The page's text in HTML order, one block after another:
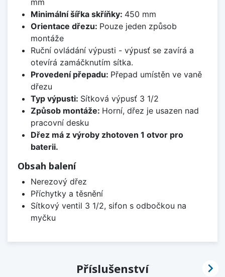
mm
Minimální šířka skříňky: 450 mm
Orientace dřezu: Pouze jeden způsob
montáže
Ruční ovládání výpusti - výpusť se zavírá a
otevírá zamáčknutím sítka.
Provedení přepadu: Přepad umístěn ve vaně
dřezu
Typ výpusti: Sítková výpusť 3 1/2
Způsob montáže: Horní, dřez je usazen nad
pracovní desku
Dřez má z výroby zhotoven 1 otvor pro
baterii.
Obsah balení
Nerezový dřez
Příchytky a těsnění
Sítkový ventil 3 1/2, sifon s odbočkou na
myčku
Příslušenství 